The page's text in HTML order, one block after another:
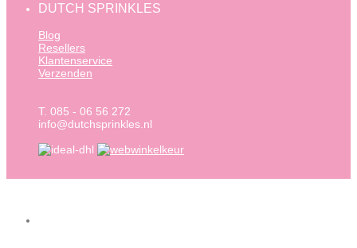
DUTCH SPRINKLES
Blog
Resellers
Klantenservice
Verzenden
T. 085 - 06 56 272
info@dutchsprinkles.nl